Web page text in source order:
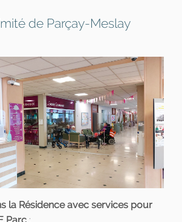
de Parçay-Meslay
la Résidence avec services pour